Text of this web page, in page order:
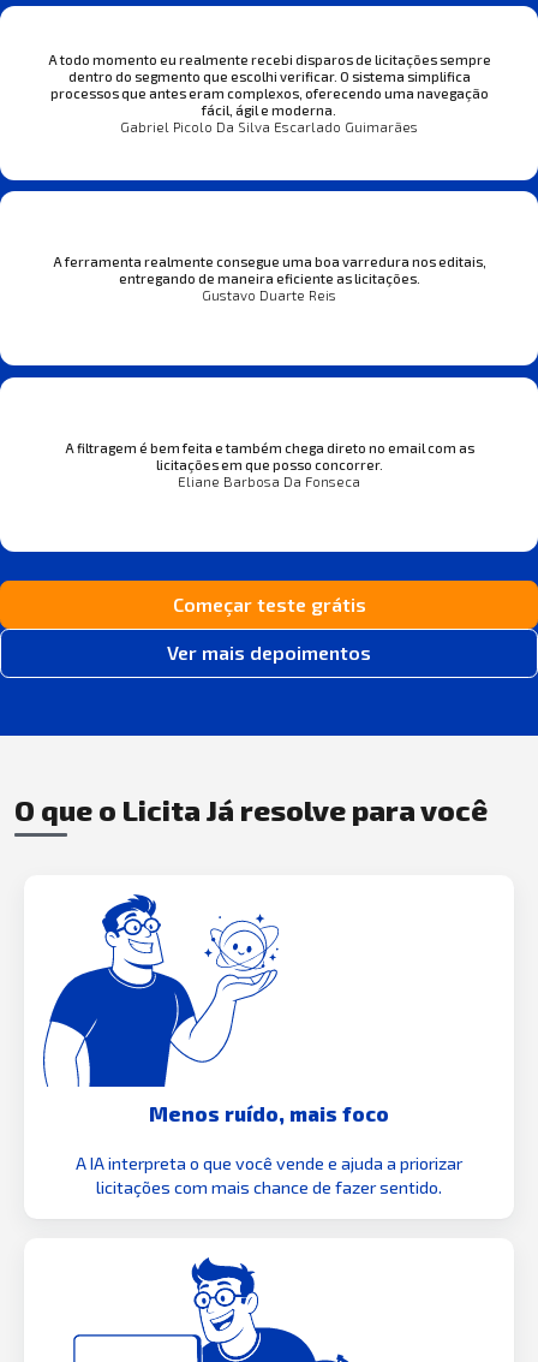
A todo momento eu realmente recebi disparos de licitações sempre
dentro do segmento que escolhi verificar. O sistema simplifica
processos que antes eram complexos, oferecendo uma navegação
fácil, ágil e moderna.
Gabriel Picolo Da Silva Escarlado Guimarães
A ferramenta realmente consegue uma boa varredura nos editais,
entregando de maneira eficiente as licitações.
Gustavo Duarte Reis
A filtragem é bem feita e também chega direto no email com as
licitações em que posso concorrer.
Eliane Barbosa Da Fonseca
Começar teste grátis
Ver mais depoimentos
O que o Licita Já resolve para você
Menos ruído, mais foco
A IA interpreta o que você vende e ajuda a priorizar
licitações com mais chance de fazer sentido.